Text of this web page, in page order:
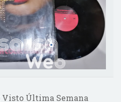
Visto Última Semana